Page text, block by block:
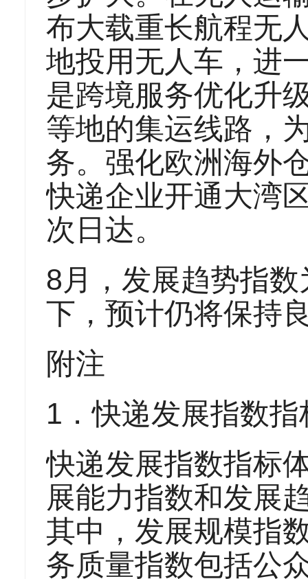
布大载重长航程无
地投用无人车，进
是跨境服务优化升
等地的集运线路，
务。强化欧洲海外
快递企业开通大湾
次日达。
8月，发展趋势指
下，预计仍将保持
附注
1．快递发展指数指
快递发展指数指标
展能力指数和发展
其中，发展规模指
务质量指数包括公